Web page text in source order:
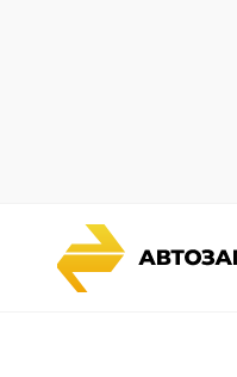
Каталог запчастей